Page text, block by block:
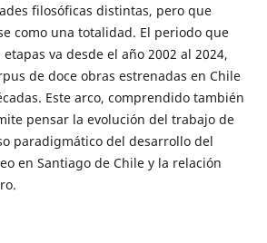
filosóficas distintas, pero que
como una totalidad. El periodo que
va desde el año 2002 al 2024,
de doce obras estrenadas en Chile
Este arco, comprendido también
pensar la evolución del trabajo de
paradigmático del desarrollo del
en Santiago de Chile y la relación